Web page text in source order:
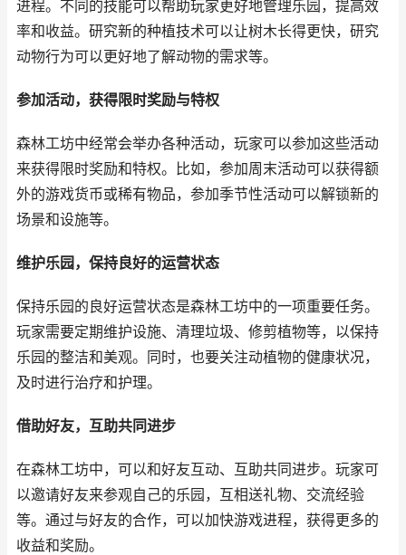
进程。不同的技能可以帮助玩家更好地管理乐园，提高效
率和收益。研究新的种植技术可以让树木长得更快，研究
动物行为可以更好地了解动物的需求等。
参加活动，获得限时奖励与特权
森林工坊中经常会举办各种活动，玩家可以参加这些活动
来获得限时奖励和特权。比如，参加周末活动可以获得额
外的游戏货币或稀有物品，参加季节性活动可以解锁新的
场景和设施等。
维护乐园，保持良好的运营状态
保持乐园的良好运营状态是森林工坊中的一项重要任务。
玩家需要定期维护设施、清理垃圾、修剪植物等，以保持
乐园的整洁和美观。同时，也要关注动植物的健康状况，
及时进行治疗和护理。
借助好友，互助共同进步
在森林工坊中，可以和好友互动、互助共同进步。玩家可
以邀请好友来参观自己的乐园，互相送礼物、交流经验
等。通过与好友的合作，可以加快游戏进程，获得更多的
收益和奖励。